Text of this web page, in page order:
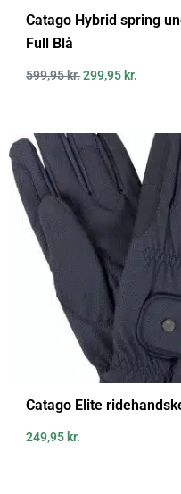
Catago Hybrid spring
Full Blå
599,95kr.299,95 kr.
Catago Elite
249,95 kr.